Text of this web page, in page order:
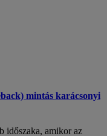
mintás karácsonyi
időszaka, amikor az